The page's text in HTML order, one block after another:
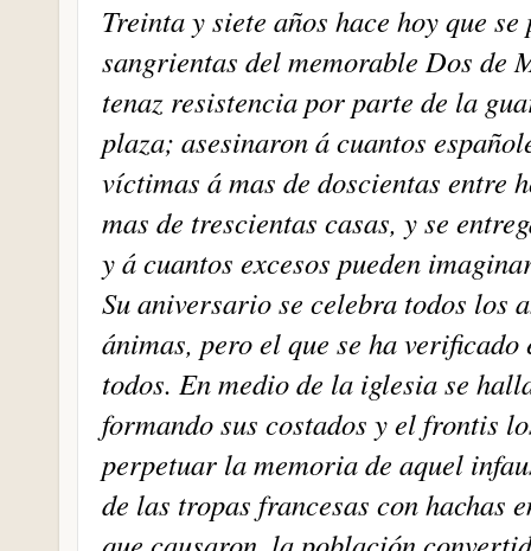
Treinta y siete años hace hoy que
sangrientas del memorable Dos de
tenaz resistencia por parte de la
plaza; asesinaron á cuantos
víctimas á mas de doscientas entre
mas de trescientas casas, y se
y á cuantos excesos pueden
Su aniversario se celebra todos los
ánimas, pero el que se ha
todos. En medio de la iglesia se
formando sus costados y el frontis
perpetuar la memoria de aquel
de las tropas francesas con hachas